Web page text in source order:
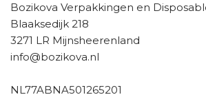
Bozikova Verpakkingen en
Blaaksedijk 218
3271 LR Mijnsheerenland
info@bozikova.nl
NL77ABNA501265201